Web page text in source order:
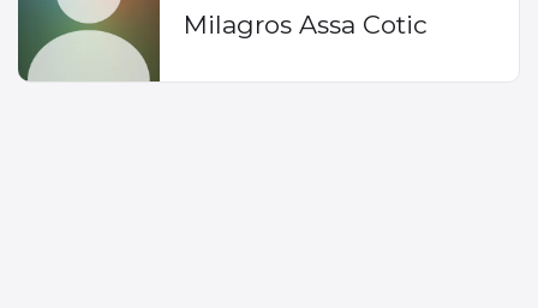
Milagros Assa Cotic